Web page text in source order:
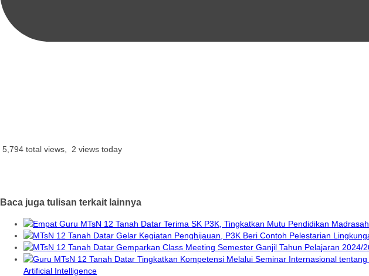
5,794 total views, 2 views today
Baca juga tulisan terkait lainnya
Artificial Intelligence